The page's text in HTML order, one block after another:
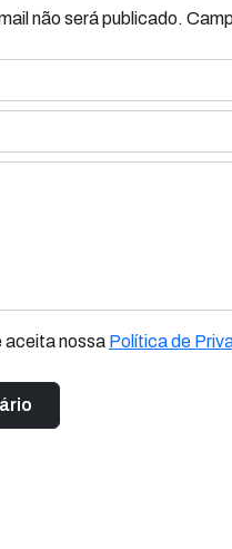
não será publicado.
aceita nossa Política de